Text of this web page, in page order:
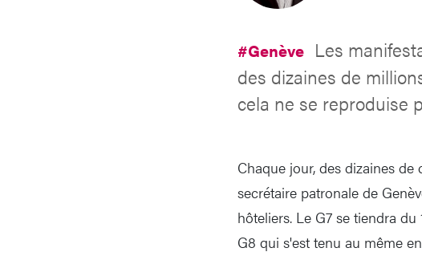
#Genève Les
des dizaines de
cela ne se reproduise
Chaque jour, des dizaines
secrétaire patronale de
hôteliers. Le G7 se tiendra
G8 qui s'est tenu au même